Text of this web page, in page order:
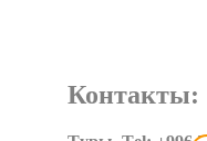
Контакты: